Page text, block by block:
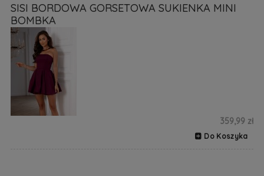
SISI BORDOWA GORSETOWA SUKIENKA MINI
BOMBKA
359,99 zł
Do Koszyka